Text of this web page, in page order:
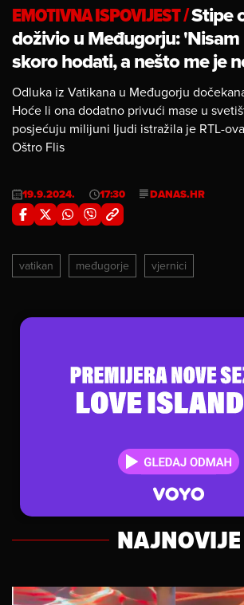
EMOTIVNA ISPOVIJEST/Stipe
doživio u Međugorju:
skoro hodati, a nešto me je
Odluka iz Vatikana u Međugorju
Hoće li ona dodatno privući mase u
posjećuju milijuni ljudi istražila je RTL-
Oštro Flis
19.9.2024. 17:30 DANAS.HR
vatikan međugorje vjernici
NAJNOVIJE